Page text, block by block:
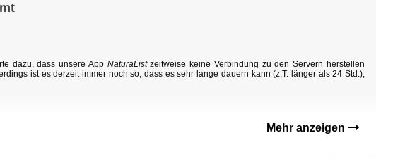
dazu, dass unsere App NaturaListzeitweise keine Verbindung zu den Servern herstellen
ist es derzeit immer noch so, dass es sehr lange dauern kann (z.T. länger als 24 Std.),
Mehr anzeigen